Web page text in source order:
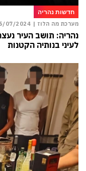
חדשות נהריה
מערכת מה הלוז | 07/2024
נהריה: תושב העיר
לעיני בנותיה הקטנות